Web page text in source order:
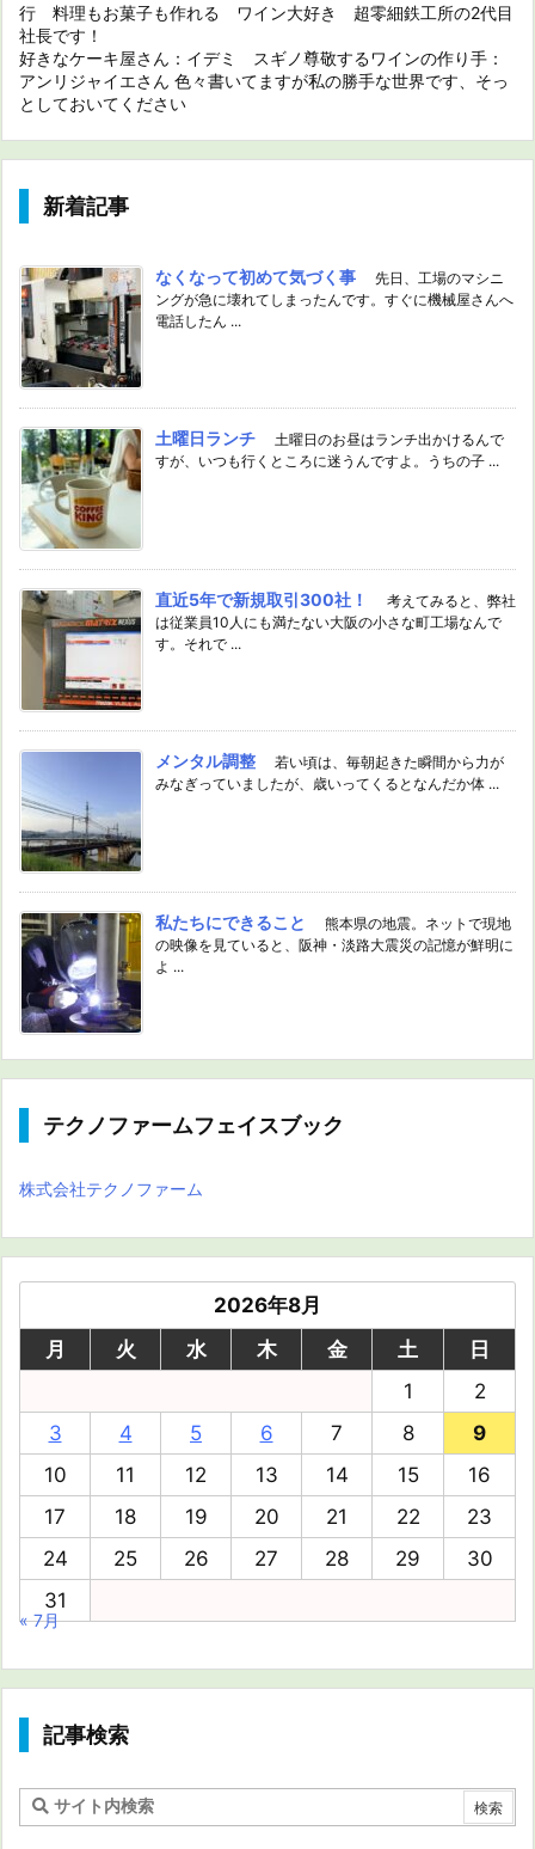
行 料理もお菓子も作れる ワイン大好き 超零細鉄工所の2代目
社長です！
好きなケーキ屋さん：イデミ スギノ尊敬するワインの作り手：
アンリジャイエさん 色々書いてますが私の勝手な世界です、そっ
としておいてください
新着記事
なくなって初めて気づく事
先日、工場のマシニ
ングが急に壊れてしまったんです。すぐに機械屋さんへ
電話したん ...
土曜日ランチ
土曜日のお昼はランチ出かけるんで
すが、いつも行くところに迷うんですよ。うちの子 ...
直近5年で新規取引300社！
考えてみると、弊社
は従業員10人にも満たない大阪の小さな町工場なんで
す。それで ...
メンタル調整
若い頃は、毎朝起きた瞬間から力が
みなぎっていましたが、歳いってくるとなんだか体 ...
私たちにできること
熊本県の地震。ネットで現地
の映像を見ていると、阪神・淡路大震災の記憶が鮮明に
よ ...
テクノファームフェイスブック
株式会社テクノファーム
2026年8月
月
火 水 木 金 土
日
1
2
3
4 5 6 7 8
9
10
11 12 13 14 15
16
17
18 19 20 21 22
23
24
25 26 27 28 29
30
31
« 7月
記事検索